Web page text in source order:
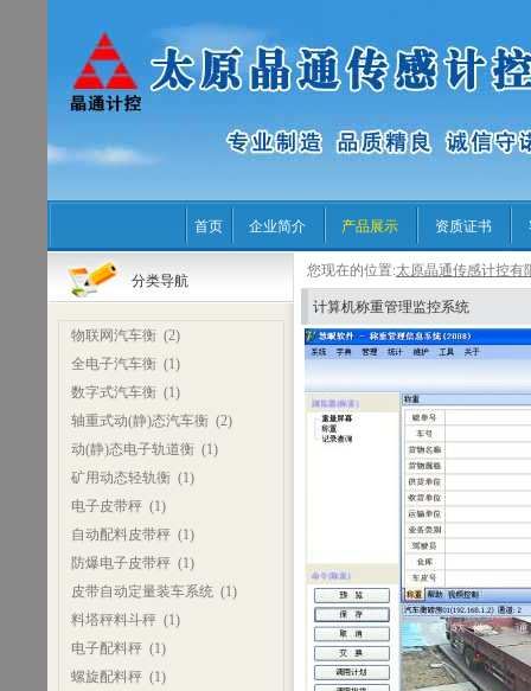
首页 企业简介 产品展示 资质证书
分类导航
物联网汽车衡(2)
全电子汽车衡(1)
数字式汽车衡(1)
轴重式动(静)态汽车衡(2)
动(静)态电子轨道衡(1)
矿用动态轻轨衡(1)
电子皮带秤(1)
自动配料皮带秤(1)
防爆电子皮带秤(1)
皮带自动定量装车系统(1)
料塔秤料斗秤(1)
电子配料秤(1)
螺旋配料秤(1)
您现在的位置:太原晶通传感计控有
计算机称重管理监控系统